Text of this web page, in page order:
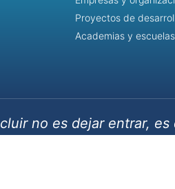
Proyectos de
Academias y escuelas
no es dejar entrar, es